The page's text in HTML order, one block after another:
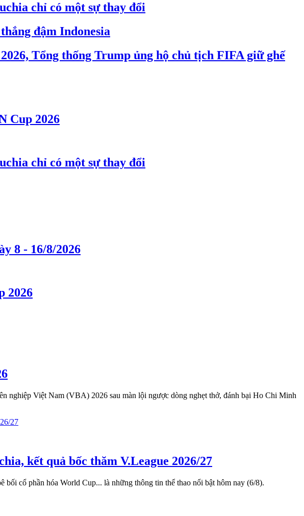
chỉ có một sự thay đổi
đậm Indonesia
Tổng thống Trump ủng hộ chủ tịch FIFA giữ ghế
Cup 2026
chỉ có một sự thay đổi
8 - 16/8/2026
2026
nghiệp Việt Nam (VBA) 2026 sau màn lội ngược dòng nghẹt thở, đánh bại Ho Chi Minh
kết quả bốc thăm V.League 2026/27
cổ phần hóa World Cup... là những thông tin thể thao nổi bật hôm nay (6/8).